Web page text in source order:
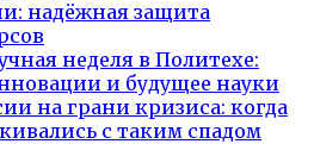
надёжная защита
неделя в Политехе:
и будущее науки
на грани кризиса: когда
с таким спадом